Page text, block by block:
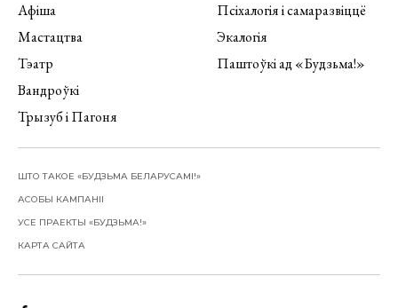
Афіша
Мастацтва
Тэатр
Вандроўкі
Трызуб і Пагоня
Псіхалогія і самаразвіццё
Экалогія
Паштоўкі ад «Будзьма!»
ШТО ТАКОЕ «БУДЗЬМА БЕЛАРУСАМІ!»
АСОБЫ КАМПАНІІ
УСЕ ПРАЕКТЫ «БУДЗЬМА!»
КАРТА САЙТА